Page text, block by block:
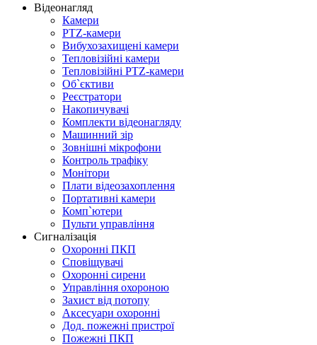
Відеонагляд
Камери
PTZ-камери
Вибухозахищені камери
Тепловізійні камери
Тепловізійні PTZ-камери
Об`єктиви
Реєстратори
Накопичувачі
Комплекти відеонагляду
Машинний зір
Зовнішні мікрофони
Контроль трафіку
Монітори
Плати відеозахоплення
Портативні камери
Комп`ютери
Пульти управління
Сигналізація
Охоронні ПКП
Сповіщувачі
Охоронні сирени
Управління охороною
Захист від потопу
Аксесуари охоронні
Дод. пожежні пристрої
Пожежні ПКП